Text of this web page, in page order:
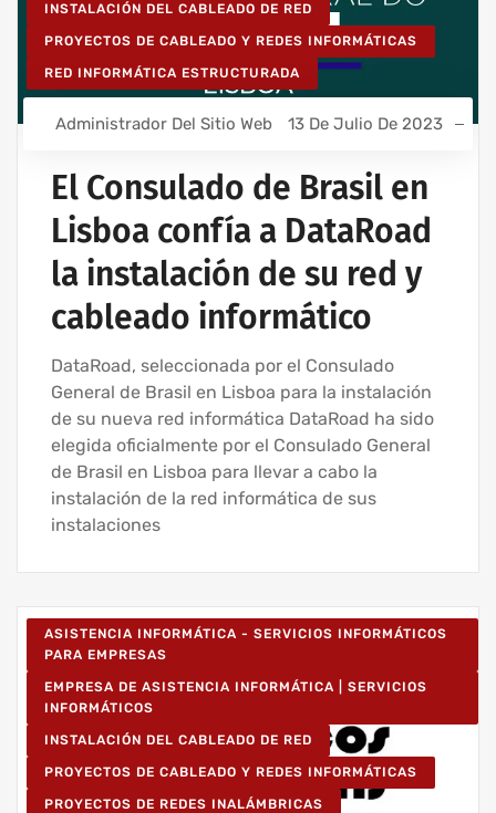
INSTALACIÓN DEL CABLEADO DE RED
PROYECTOS DE CABLEADO Y REDES INFORMÁTICAS
RED INFORMÁTICA ESTRUCTURADA
Administrador Del Sitio Web 13 De Julio De 2023
El Consulado de Brasil en
Lisboa confía a DataRoad
la instalación de su red y
cableado informático
DataRoad, seleccionada por el Consulado
General de Brasil en Lisboa para la instalación
de su nueva red informática DataRoad ha sido
elegida oficialmente por el Consulado General
de Brasil en Lisboa para llevar a cabo la
instalación de la red informática de sus
instalaciones
ASISTENCIA INFORMÁTICA - SERVICIOS INFORMÁTICOS
PARA EMPRESAS
EMPRESA DE ASISTENCIA INFORMÁTICA | SERVICIOS
INFORMÁTICOS
INSTALACIÓN DEL CABLEADO DE RED
PROYECTOS DE CABLEADO Y REDES INFORMÁTICAS
PROYECTOS DE REDES INALÁMBRICAS